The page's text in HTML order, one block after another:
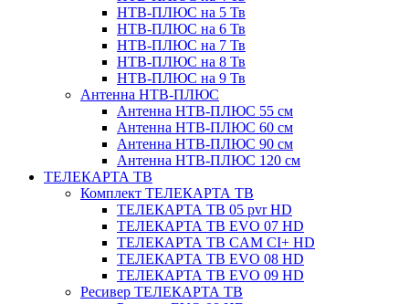
НТВ-ПЛЮС на 5 Тв
НТВ-ПЛЮС на 6 Тв
НТВ-ПЛЮС на 7 Тв
НТВ-ПЛЮС на 8 Тв
НТВ-ПЛЮС на 9 Тв
Антенна НТВ-ПЛЮС
Антенна НТВ-ПЛЮС 55 см
Антенна НТВ-ПЛЮС 60 см
Антенна НТВ-ПЛЮС 90 см
Антенна НТВ-ПЛЮС 120 см
ТЕЛЕКАРТА ТВ
Комплект ТЕЛЕКАРТА ТВ
ТЕЛЕКАРТА ТВ 05 pvr HD
ТЕЛЕКАРТА ТВ EVO 07 HD
ТЕЛЕКАРТА ТВ CAM CI+ HD
ТЕЛЕКАРТА ТВ EVO 08 HD
ТЕЛЕКАРТА ТВ EVO 09 HD
Ресивер ТЕЛЕКАРТА ТВ